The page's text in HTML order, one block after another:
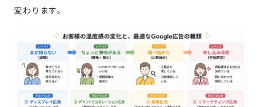
変わります。